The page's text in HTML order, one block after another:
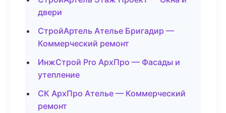
двери
СтройАртель Ателье Бригадир —
Коммерческий ремонт
ИнжСтрой Pro АрхПро — Фасады и
утепление
СК АрхПро Ателье — Коммерческий
ремонт